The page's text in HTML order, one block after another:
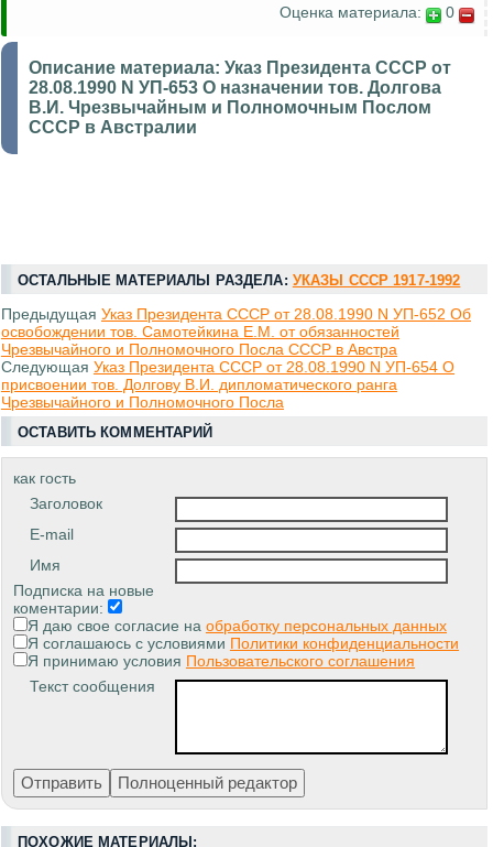
Оценка материала: 0
Описание материала: Указ Президента СССР от
28.08.1990 N УП-653 О назначении тов. Долгова
В.И. Чрезвычайным и Полномочным Послом
СССР в Австралии
ОСТАЛЬНЫЕ МАТЕРИАЛЫ РАЗДЕЛА: УКАЗЫ СССР 1917-1992
Предыдущая Указ Президента СССР от 28.08.1990 N УП-652 Об
освобождении тов. Самотейкина Е.М. от обязанностей
Чрезвычайного и Полномочного Посла СССР в Австра
Следующая Указ Президента СССР от 28.08.1990 N УП-654 О
присвоении тов. Долгову В.И. дипломатического ранга
Чрезвычайного и Полномочного Посла
ОСТАВИТЬ КОММЕНТАРИЙ
как гость
Заголовок
E-mail
Имя
Подписка на новые
коментарии:
Я даю свое согласие на обработку персональных данных
Я соглашаюсь с условиями Политики конфиденциальности
Я принимаю условия Пользовательского соглашения
Текст сообщения
ПОХОЖИЕ МАТЕРИАЛЫ: